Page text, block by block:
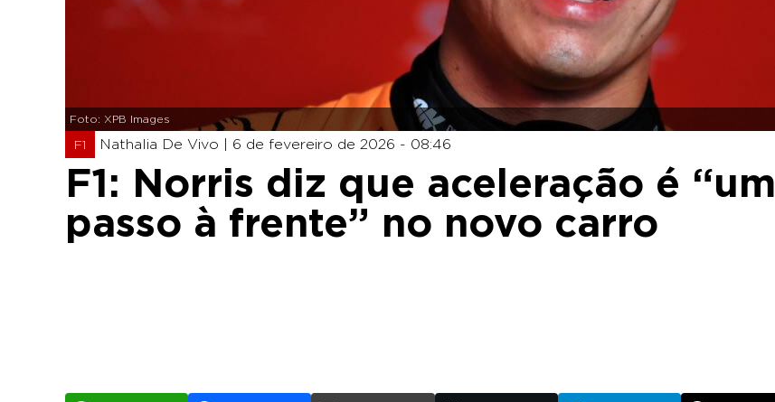
Foto: XPB Images
F1 Nathalia De Vivo | 6 de fevereiro de 2026 - 08:46
F1: Norris diz que aceleração é “um
passo à frente” no novo carro